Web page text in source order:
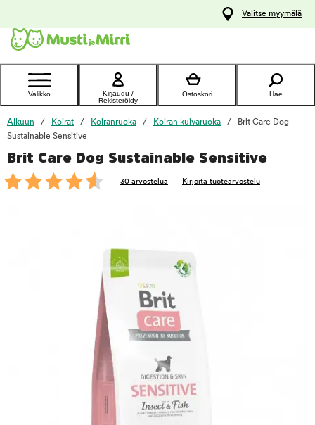
Ota yhteyttä
asiakaspalveluun
Valitse myymälä
Valikko
Kirjaudu /
Rekisteröidy
Ostoskori Hae
Alkuun Koirat Koiranruoka Koiran kuivaruoka
Brit Care Dog
Sustainable Sensitive
Brit Care Dog Sustainable Sensitive
30 arvostelua Kirjoita tuotearvostelu
foo